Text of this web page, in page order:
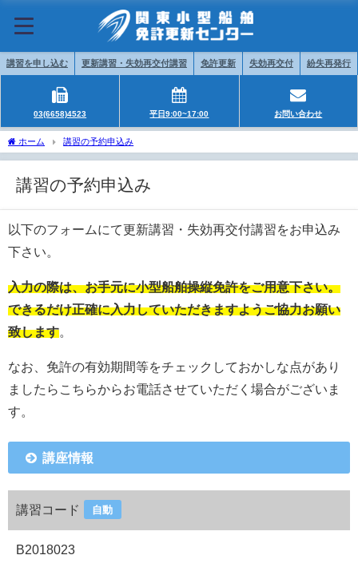
講習を申し込む 更新講習・失効再交付講習 免許更新 失効再交付 紛失再発行
03(6658)4523 平日9:00~17:00 お問い合わせ
ホーム 講習の予約申込み
講習の予約申込み
以下のフォームにて更新講習・失効再交付講習をお申込み
下さい。
入力の際は、お手元に小型船舶操縦免許をご用意下さい。
できるだけ正確に入力していただきますようご協力お願い
致します
なお、免許の有効期間等をチェックしておかしな点があり
ましたらこちらからお電話させていただく場合がございま
す。
講座情報
講習コード 自動
B2018023